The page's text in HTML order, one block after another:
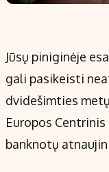
Jūsų piniginėje
gali pasikeisti
dvidešimties
Europos
banknotų